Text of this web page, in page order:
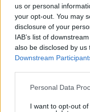
us or personal
your opt-out. You may
disclosure of your
IAB’s list of
also be disclosed by
Downstream
Please note that this
not limited to your visit
Personal Data
I want to opt-out
Σχετικά Άρθρα
Ακολουθήστε το
και μάθετε πρώτοι
Δείτε όλες τις